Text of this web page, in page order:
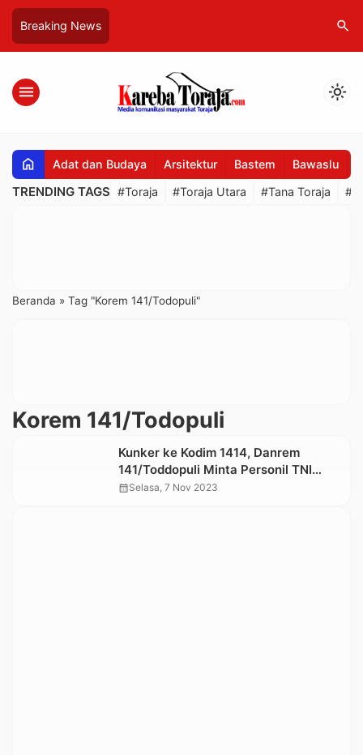
Breaking News search
menu light_mode
home Adat dan Budaya Arsitektur Bastem Bawaslu
TRENDING TAGS #Toraja #Toraja Utara #Tana Toraja
Beranda » Tag "Korem 141/Todopuli"
Korem 141/Todopuli
Kunker ke Kodim 1414, Danrem
141/Toddopuli Minta Personil TNI
Jaga Netralitas pada Pemilu
calendar_monthSelasa, 7 Nov 2023